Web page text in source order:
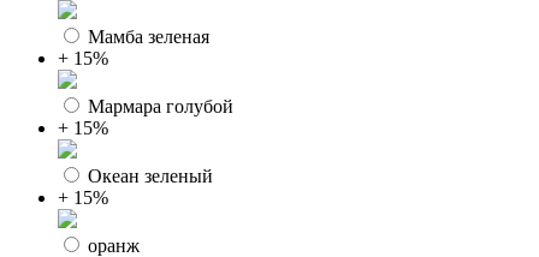
Мамба зеленая
+ 15%
Мармара голубой
+ 15%
Океан зеленый
+ 15%
оранж